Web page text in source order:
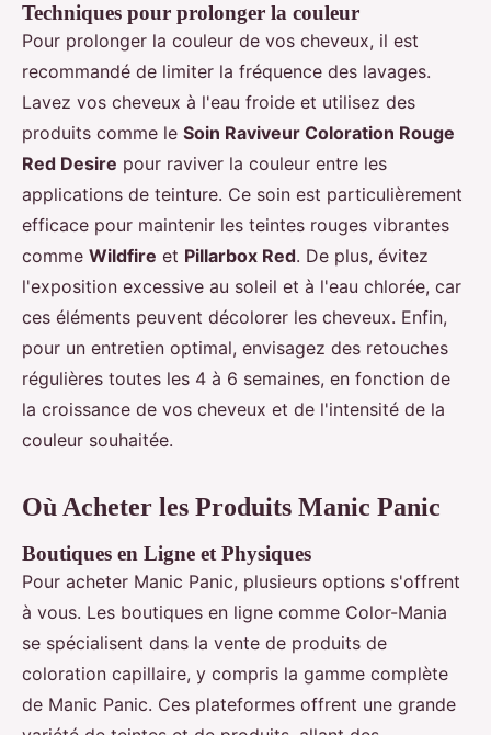
Techniques pour prolonger la couleur
Pour prolonger la couleur de vos cheveux, il est
recommandé de limiter la fréquence des lavages.
Lavez vos cheveux à l'eau froide et utilisez des
produits comme le Soin Raviveur Coloration Rouge
Red Desire pour raviver la couleur entre les
applications de teinture. Ce soin est particulièrement
efficace pour maintenir les teintes rouges vibrantes
comme Wildfire et Pillarbox Red. De plus, évitez
l'exposition excessive au soleil et à l'eau chlorée, car
ces éléments peuvent décolorer les cheveux. Enfin,
pour un entretien optimal, envisagez des retouches
régulières toutes les 4 à 6 semaines, en fonction de
la croissance de vos cheveux et de l'intensité de la
couleur souhaitée.
Où Acheter les Produits Manic Panic
Boutiques en Ligne et Physiques
Pour acheter Manic Panic, plusieurs options s'offrent
à vous. Les boutiques en ligne comme Color-Mania
se spécialisent dans la vente de produits de
coloration capillaire, y compris la gamme complète
de Manic Panic. Ces plateformes offrent une grande